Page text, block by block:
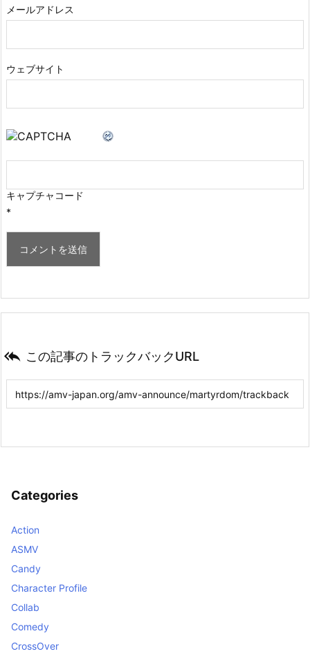
メールアドレス
ウェブサイト
キャプチャコード
*
 この記事のトラックバックURL
Categories
Action
ASMV
Candy
Character Profile
Collab
Comedy
CrossOver